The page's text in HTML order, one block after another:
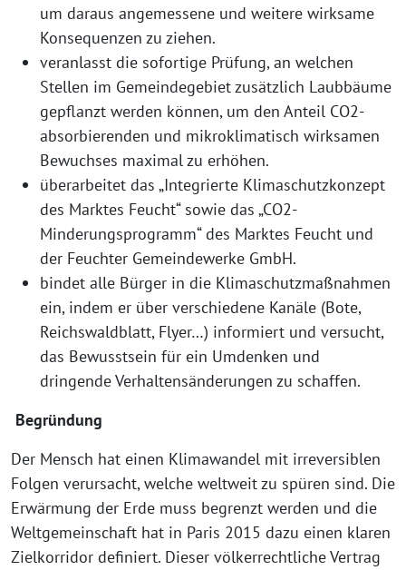
um daraus angemessene und weitere wirksame
Konsequenzen zu ziehen.
veranlasst die sofortige Prüfung, an welchen
Stellen im Gemeindegebiet zusätzlich Laubbäume
gepflanzt werden können, um den Anteil CO2-
absorbierenden und mikroklimatisch wirksamen
Bewuchses maximal zu erhöhen.
überarbeitet das „Integrierte Klimaschutzkonzept
des Marktes Feucht“ sowie das „CO2-
Minderungsprogramm“ des Marktes Feucht und
der Feuchter Gemeindewerke GmbH.
bindet alle Bürger in die Klimaschutzmaßnahmen
ein, indem er über verschiedene Kanäle (Bote,
Reichswaldblatt, Flyer…) informiert und versucht,
das Bewusstsein für ein Umdenken und
dringende Verhaltensänderungen zu schaffen.
Begründung
Der Mensch hat einen Klimawandel mit irreversiblen
Folgen verursacht, welche weltweit zu spüren sind. Die
Erwärmung der Erde muss begrenzt werden und die
Weltgemeinschaft hat in Paris 2015 dazu einen klaren
Zielkorridor definiert. Dieser völkerrechtliche Vertrag